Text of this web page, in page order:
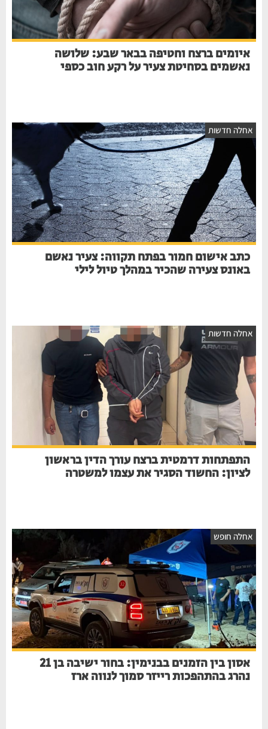
איומים ברצח וחטיפה בבאר שבע: שלושה
נאשמים בסחיטת צעיר על רקע חוב כספי
אחלה חדשות
כתב אישום חמור בפתח תקווה: צעיר נאשם
באונס צעירה שהכיר במהלך טיול לילי
אחלה חדשות
התפתחות דרמטית ברצח עורך הדין בראשון
לציון: החשוד הסגיר את עצמו למשטרה
אחלה חופש
אסון בין הזמנים בבנימין: בחור ישיבה בן 21
נהרג בהתהפכות רייזר סמוך לנווה ארז